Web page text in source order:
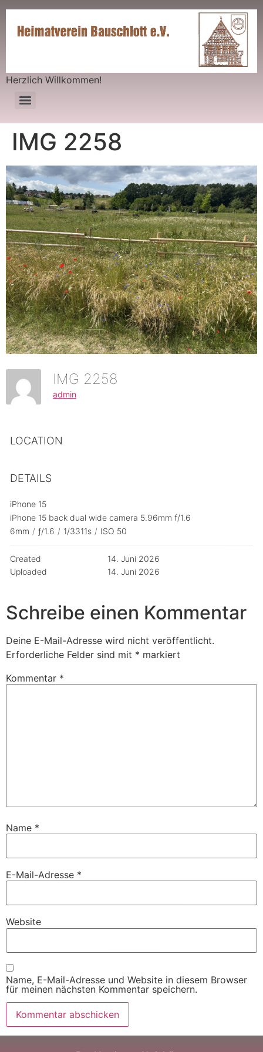
Herzlich Willkommen!
IMG 2258
IMG 2258
admin
LOCATION
DETAILS
iPhone 15
iPhone 15 back dual wide camera 5.96mm f/1.6
6mm / ƒ/1.6 / 1/3311s / ISO 50
Created
14. Juni 2026
Uploaded
14. Juni 2026
Schreibe einen Kommentar
Deine E-Mail-Adresse wird nicht veröffentlicht.
Erforderliche Felder sind mit * markiert
Kommentar *
Name *
E-Mail-Adresse *
Website
Name, E-Mail-Adresse und Website in diesem Browser
für meinen nächsten Kommentar speichern.